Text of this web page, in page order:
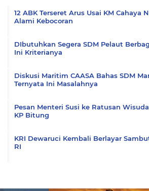
12 ABK Terseret Arus Usai KM Cahaya
Alami Kebocoran
DIbutuhkan Segera SDM Pelaut
Ini Kriterianya
Diskusi Maritim CAASA Bahas SDM
Ternyata Ini Masalahnya
Pesan Menteri Susi ke Ratusan
KP Bitung
KRI Dewaruci Kembali Berlayar
RI